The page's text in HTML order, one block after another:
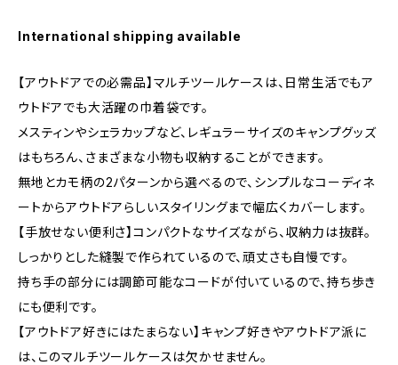
International shipping available
【アウトドアでの必需品】マルチツールケースは、日常生活でもア
ウトドアでも大活躍の巾着袋です。
メスティンやシェラカップなど、レギュラーサイズのキャンプグッズ
はもちろん、さまざまな小物も収納することができます。
無地とカモ柄の2パターンから選べるので、シンプルなコーディネ
ートからアウトドアらしいスタイリングまで幅広くカバーします。
【手放せない便利さ】コンパクトなサイズながら、収納力は抜群。
しっかりとした縫製で作られているので、頑丈さも自慢です。
持ち手の部分には調節可能なコードが付いているので、持ち歩き
にも便利です。
【アウトドア好きにはたまらない】キャンプ好きやアウトドア派に
は、このマルチツールケースは欠かせません。